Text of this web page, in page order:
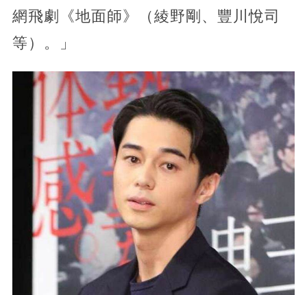
網飛劇《地面師》（綾野剛、豐川悅司
等）。」